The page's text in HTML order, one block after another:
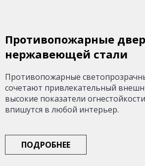
Противопожарные
нержавеющей стали
Противопожарные
сочетают привлекательный
высокие показатели
впишутся в любой интерьер.
ПОДРОБНЕЕ